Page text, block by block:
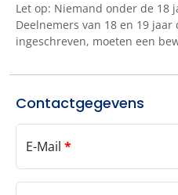
Let op: Niemand onder de 18
Deelnemers van 18 en 19
ingeschreven, moeten een
Contactgegevens
E-Mail *